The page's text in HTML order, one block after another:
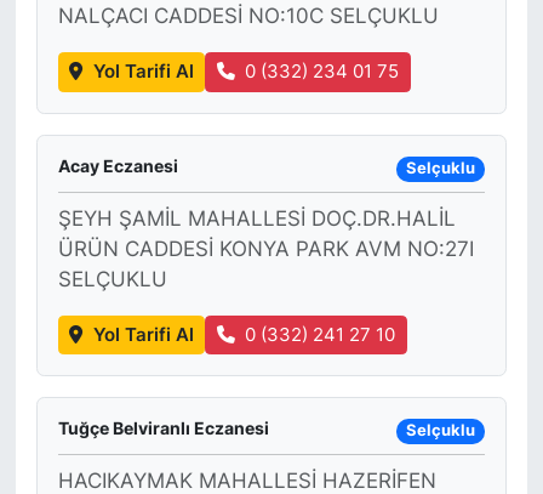
NALÇACI CADDESİ NO:10C SELÇUKLU
Yol Tarifi Al 0 (332) 234 01 75
Acay Eczanesi Selçuklu
ŞEYH ŞAMİL MAHALLESİ DOÇ.DR.HALİL
ÜRÜN CADDESİ KONYA PARK AVM NO:27I
SELÇUKLU
Yol Tarifi Al 0 (332) 241 27 10
Tuğçe Belviranlı Eczanesi Selçuklu
HACIKAYMAK MAHALLESİ HAZERİFEN
SPOR
TEKNOLOJİ
VİDEO GALERİ
YAŞAM